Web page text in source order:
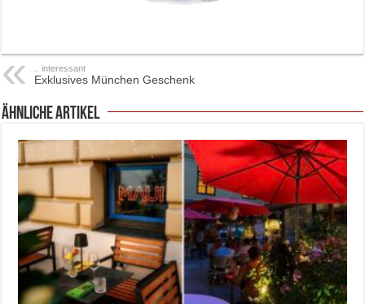
.. interessant
Exklusives München Geschenk
ähnliche Artikel